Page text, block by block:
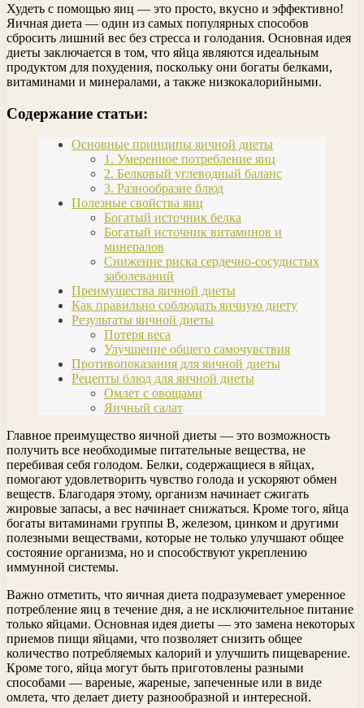
Худеть с помощью яиц — это просто, вкусно и эффективно!
Яичная диета — один из самых популярных способов
сбросить лишний вес без стресса и голодания. Основная идея
диеты заключается в том, что яйца являются идеальным
продуктом для похудения, поскольку они богаты белками,
витаминами и минералами, а также низкокалорийными.
Содержание статьи:
Основные принципы яичной диеты
1. Умеренное потребление яиц
2. Белковый углеводный баланс
3. Разнообразие блюд
Полезные свойства яиц
Богатый источник белка
Богатый источник витаминов и
минералов
Снижение риска сердечно-сосудистых
заболеваний
Преимущества яичной диеты
Как правильно соблюдать яичную диету
Результаты яичной диеты
Потеря веса
Улучшение общего самочувствия
Противопоказания для яичной диеты
Рецепты блюд для яичной диеты
Омлет с овощами
Яичный салат
Главное преимущество яичной диеты — это возможность
получить все необходимые питательные вещества, не
перебивая себя голодом. Белки, содержащиеся в яйцах,
помогают удовлетворить чувство голода и ускоряют обмен
веществ. Благодаря этому, организм начинает сжигать
жировые запасы, а вес начинает снижаться. Кроме того, яйца
богаты витаминами группы В, железом, цинком и другими
полезными веществами, которые не только улучшают общее
состояние организма, но и способствуют укреплению
иммунной системы.
Важно отметить, что яичная диета подразумевает умеренное
потребление яиц в течение дня, а не исключительное питание
только яйцами. Основная идея диеты — это замена некоторых
приемов пищи яйцами, что позволяет снизить общее
количество потребляемых калорий и улучшить пищеварение.
Кроме того, яйца могут быть приготовлены разными
способами — вареные, жареные, запеченные или в виде
омлета, что делает диету разнообразной и интересной.